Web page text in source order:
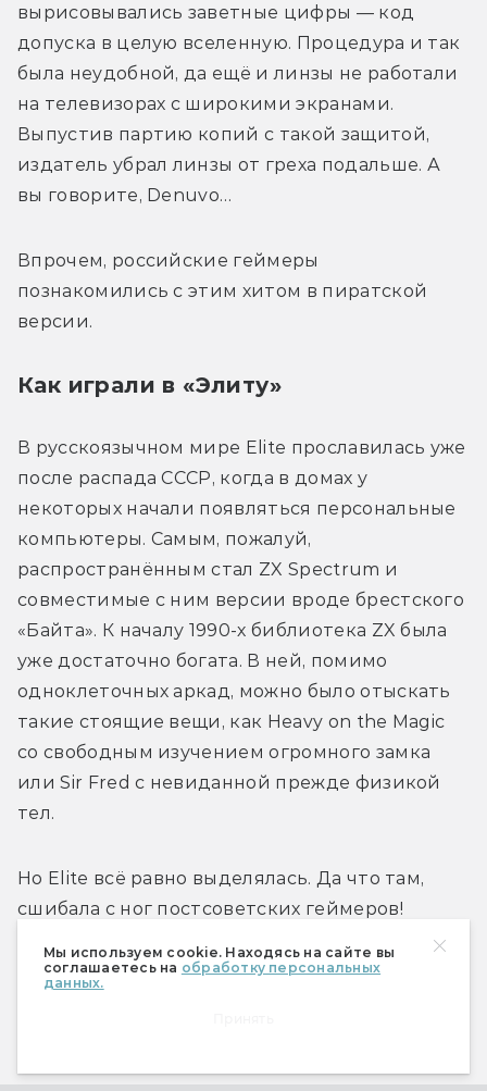
Мы используем cookie. Находясь на сайте вы
соглашаетесь на обработку персональных
данных.
вырисовывались заветные цифры — код
допуска в целую вселенную. Процедура и так
была неудобной, да ещё и линзы не работали
на телевизорах с широкими экранами.
Выпустив партию копий с такой защитой,
издатель убрал линзы от греха подальше. А
вы говорите, Denuvo…
Впрочем, российские геймеры
познакомились с этим хитом в пиратской
версии.
Как играли в «Элиту»
В русскоязычном мире Elite прославилась уже
после распада СССР, когда в домах у
некоторых начали появляться персональные
компьютеры. Самым, пожалуй,
распространённым стал ZX Spectrum и
совместимые с ним версии вроде брестского
«Байта». К началу 1990-х библиотека ZX была
уже достаточно богата. В ней, помимо
одноклеточных аркад, можно было отыскать
такие стоящие вещи, как Heavy on the Magic
со свободным изучением огромного замка
или Sir Fred с невиданной прежде физикой
тел.
Но Elite всё равно выделялась. Да что там,
сшибала с ног постсоветских геймеров!
Проведя в игре пять-шесть часов и с трудом
перевалив через высокий порог вхождения